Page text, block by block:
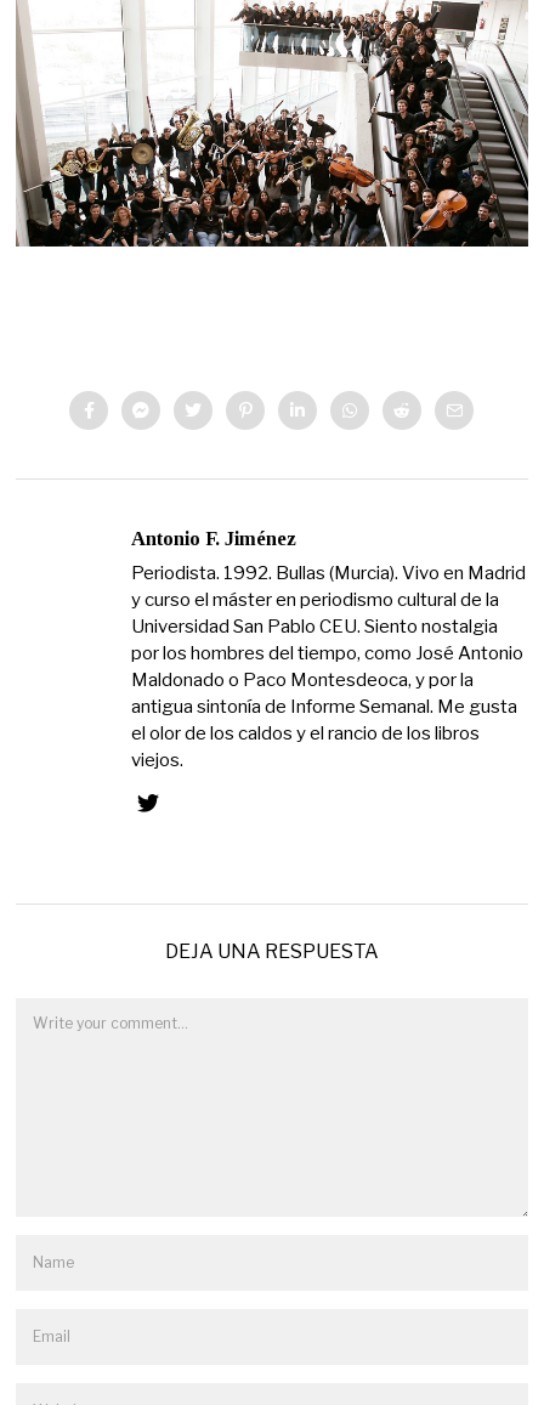
Antonio F. Jiménez
Periodista. 1992. Bullas (Murcia). Vivo en Madrid
y curso el máster en periodismo cultural de la
Universidad San Pablo CEU. Siento nostalgia
por los hombres del tiempo, como José Antonio
Maldonado o Paco Montesdeoca, y por la
antigua sintonía de Informe Semanal. Me gusta
el olor de los caldos y el rancio de los libros
viejos.
DEJA UNA RESPUESTA